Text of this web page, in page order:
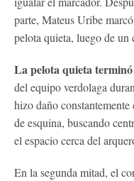
parte, Mateus Uribe
pelota quieta, luego de un
La pelota quieta
del equipo verdolaga
hizo daño
de esquina, buscando
el espacio cerca del
En la segunda mitad, el